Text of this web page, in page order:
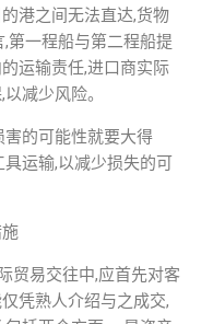
港之间无法直达,货物
第一程船与第二程船提
运输责任,进口商实际
减少风险。
的可能性就要大得
运输,以减少损失的可
贸易交往中,应首先对客
凭熟人介绍与之成交,